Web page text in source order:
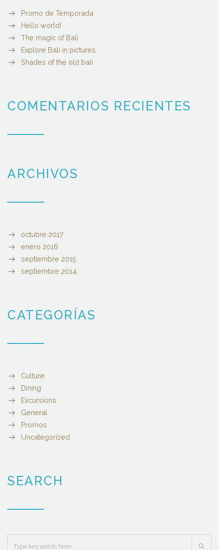
Promo de Temporada
Hello world!
The magic of Bali
Explore Bali in pictures
Shades of the old bali
COMENTARIOS RECIENTES
ARCHIVOS
octubre 2017
enero 2016
septiembre 2015
septiembre 2014
CATEGORÍAS
Culture
Dining
Excursions
General
Promos
Uncategorized
SEARCH